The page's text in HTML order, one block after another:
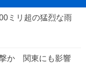
ミリ超の猛烈な雨
撃か 関東にも影響